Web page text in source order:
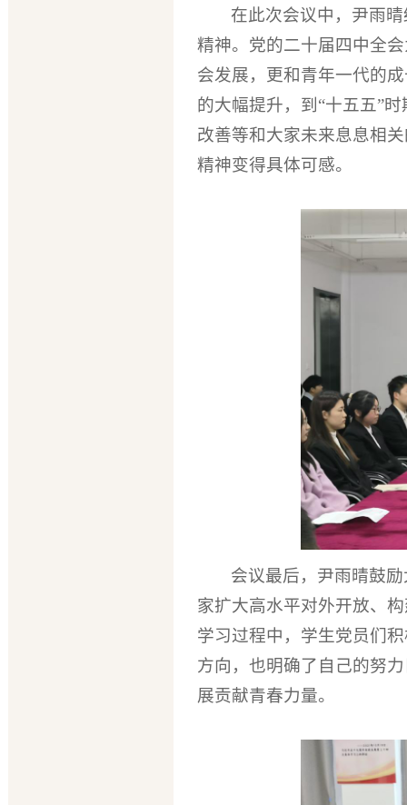
在此次会议中，尹雨
精神。党的二十届四中全
会发展，更和青年一代的
的大幅提升，到“十五五”
改善等和大家未来息息相
精神变得具体可感。
会议最后，尹雨晴鼓
家扩大高水平对外开放、
学习过程中，学生党员们
方向，也明确了自己的努
展贡献青春力量。